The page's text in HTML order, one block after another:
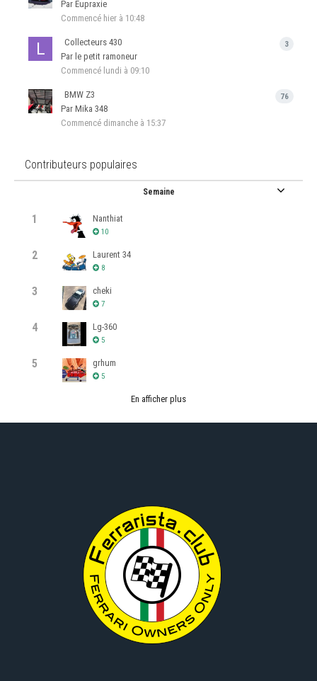
Par Eupraxie
Commencé hier à 10:48
3
Collecteurs 430
Par le petit ramoneur
Commencé lundi à 09:10
76
BMW Z3
Par Mika 348
Commencé dimanche à 15:37
Contributeurs populaires
Semaine
1 Nanthiat
10
2 Laurent 34
8
3 cheki
7
4 Lg-360
5
5 grhum
5
En afficher plus